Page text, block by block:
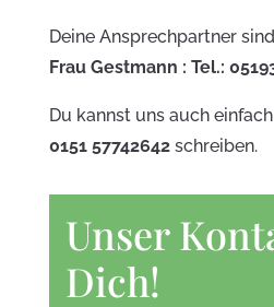
Deine Ansprechpartner sind
Frau Gestmann : Tel.:
Du kannst uns auch
0151 57742642schreiben.
Unser
Dich!